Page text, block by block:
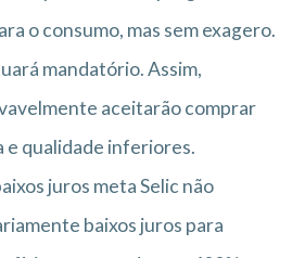
o consumo, mas sem exagero.
mandatório. Assim,
aceitarão comprar
e qualidade inferiores.
juros meta Selic não
baixos juros para